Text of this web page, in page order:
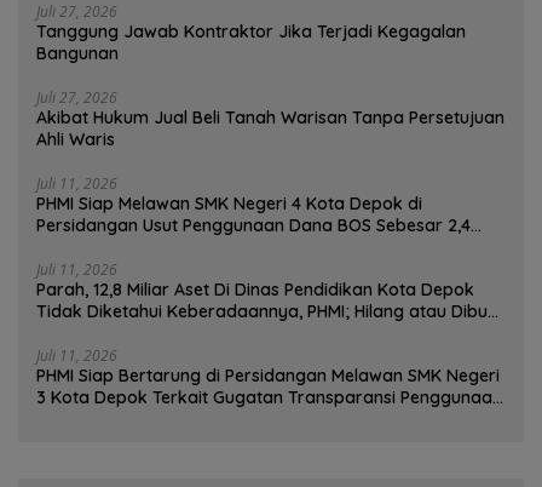
Juli 27, 2026
Tanggung Jawab Kontraktor Jika Terjadi Kegagalan
Bangunan
Juli 27, 2026
Akibat Hukum Jual Beli Tanah Warisan Tanpa Persetujuan
Ahli Waris
Juli 11, 2026
PHMI Siap Melawan SMK Negeri 4 Kota Depok di
Persidangan Usut Penggunaan Dana BOS Sebesar 2,4
Juli 11, 2026
Parah, 12,8 Miliar Aset Di Dinas Pendidikan Kota Depok
Tidak Diketahui Keberadaannya, PHMI; Hilang atau Dibuat
Juli 11, 2026
PHMI Siap Bertarung di Persidangan Melawan SMK Negeri
3 Kota Depok Terkait Gugatan Transparansi Penggunaan